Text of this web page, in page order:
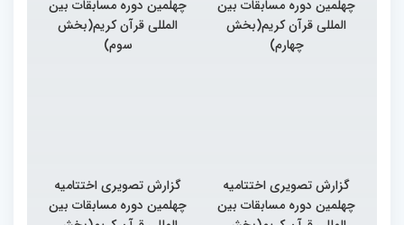
چهلمین دوره مسابقات بین
المللی قرآن کریم(بخش
چهارم)
چهلمین دوره مسابقات بین
المللی قرآن کریم(بخش
سوم)
گزارش تصویری اختتامیه
چهلمین دوره مسابقات بین
گزارش تصویری اختتامیه
چهلمین دوره مسابقات بین